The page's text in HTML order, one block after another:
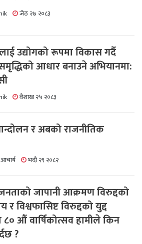
जेठ २७ २०८३
उद्योगको रूपमा विकास गर्दै
आधार बनाउने अभियानमा:
वैशाख २५ २०८३
र अबको राजनीतिक
आचार्य भदौ २९ २०८२
जापानी आक्रमण विरुद्दको
र विश्वफासिष्ट विरुद्दको युद्द
औं वार्षिकोत्सव हामीले किन
?